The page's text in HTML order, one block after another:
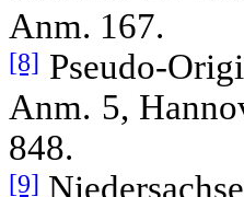
Anm. 167.
[8] Pseudo-
Anm. 5,
848.
[9]